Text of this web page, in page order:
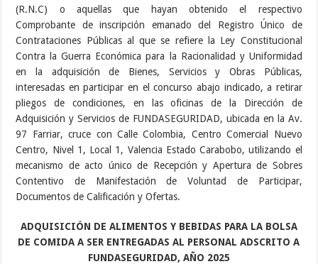
(R.N.C) o aquellas que hayan obtenido el respectivo
Comprobante de inscripción emanado del Registro Único de
Contrataciones Públicas al que se refiere la Ley Constitucional
Contra la Guerra Económica para la Racionalidad y Uniformidad
en la adquisición de Bienes, Servicios y Obras Públicas,
interesadas en participar en el concurso abajo indicado, a retirar
pliegos de condiciones, en las oficinas de la Dirección de
Adquisición y Servicios de FUNDASEGURIDAD, ubicada en la Av.
97 Farriar, cruce con Calle Colombia, Centro Comercial Nuevo
Centro, Nivel 1, Local 1, Valencia Estado Carabobo, utilizando el
mecanismo de acto único de Recepción y Apertura de Sobres
Contentivo de Manifestación de Voluntad de Participar,
Documentos de Calificación y Ofertas.
ADQUISICIÓN DE ALIMENTOS Y BEBIDAS PARA LA BOLSA
DE COMIDA A SER ENTREGADAS AL PERSONAL ADSCRITO A
FUNDASEGURIDAD, AÑO 2025